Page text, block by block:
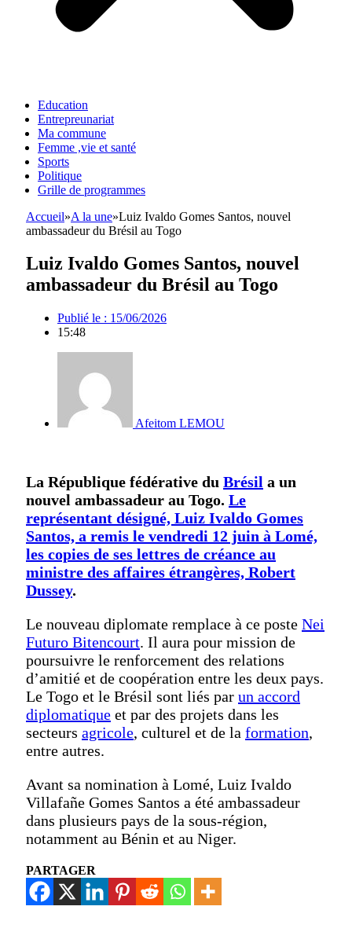
Education
Entrepreunariat
Ma commune
Femme ,vie et santé
Sports
Politique
Grille de programmes
Accueil»A la une»Luiz Ivaldo Gomes Santos, nouvel
ambassadeur du Brésil au Togo
Luiz Ivaldo Gomes Santos, nouvel
ambassadeur du Brésil au Togo
Publié le : 15/06/2026
15:48
Afeitom LEMOU
La République fédérative du Brésil a un
nouvel ambassadeur au Togo. Le
représentant désigné, Luiz Ivaldo Gomes
Santos, a remis le vendredi 12 juin à Lomé,
les copies de ses lettres de créance au
ministre des affaires étrangères, Robert
Dussey.
Le nouveau diplomate remplace à ce poste Nei
Futuro Bitencourt. Il aura pour mission de
poursuivre le renforcement des relations
d’amitié et de coopération entre les deux pays.
Le Togo et le Brésil sont liés par un accord
diplomatique et par des projets dans les
secteurs agricole, culturel et de la formation,
entre autres.
Avant sa nomination à Lomé, Luiz Ivaldo
Villafañe Gomes Santos a été ambassadeur
dans plusieurs pays de la sous-région,
notamment au Bénin et au Niger.
PARTAGER